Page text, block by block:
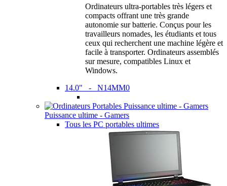
Ordinateurs ultra-portables très légers et
compacts offrant une très grande
autonomie sur batterie. Conçus pour les
travailleurs nomades, les étudiants et tous
ceux qui recherchent une machine légère et
facile à transporter. Ordinateurs assemblés
sur mesure, compatibles Linux et
Windows.
14.0" - N14MM0
Puissance ultime - Gamers
Tous les PC portables ultimes